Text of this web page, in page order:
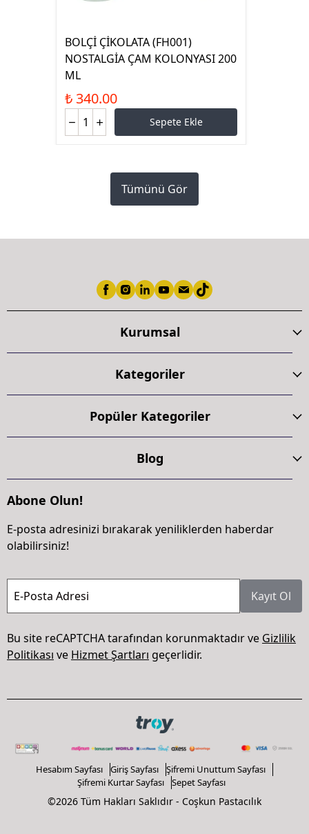
BOLÇİ ÇİKOLATA (FH001)
NOSTALGİA ÇAM KOLONYASI 200
ML
₺ 340.00
Sepete Ekle
Tümünü Gör
Kurumsal
Kategoriler
Popüler Kategoriler
Blog
Abone Olun!
E-posta adresinizi bırakarak yeniliklerden haberdar
olabilirsiniz!
E-Posta Adresi Kayıt Ol
Bu site reCAPTCHA tarafından korunmaktadır ve Gizlilik
Politikası ve Hizmet Şartları geçerlidir.
Hesabım Sayfası Giriş Sayfası
Şifremi Unuttum Sayfası
Şifremi Kurtar Sayfası
Sepet Sayfası
©2026 Tüm Hakları Saklıdır - Coşkun Pastacılık